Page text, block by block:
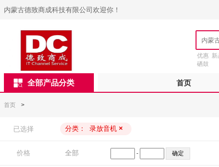
内蒙古德致商成科技有限公司欢迎你！
优惠 新
硒鼓
全部产品分类 首页
首页 >
已选择 分类： 录放音机 ×
价格 全部 -